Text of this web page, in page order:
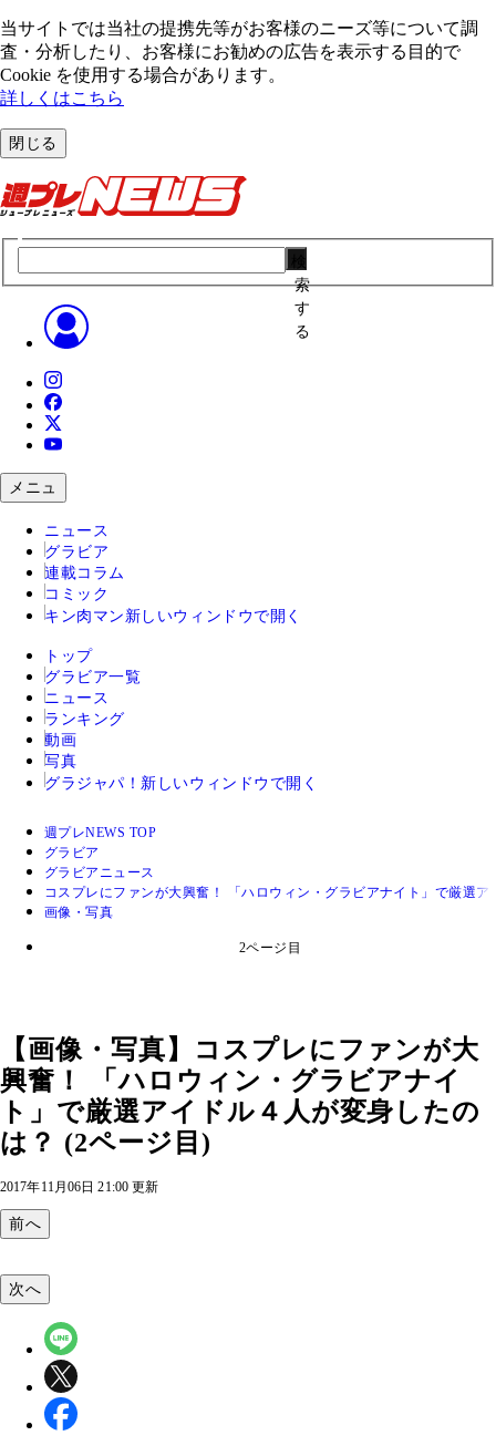
当サイトでは当社の提携先等がお客様のニーズ等について調
査・分析したり、お客様にお勧めの広告を表⽰する⽬的で
Cookie を使⽤する場合があります。
詳しくはこちら
閉じる
索
す
る
メニュ
ニュース
グラビア
連載コラム
コミック
キン肉マン 新しいウィンドウで開く
トップ
グラビア一覧
ニュース
ランキング
動画
写真
グラジャパ！ 新しいウィンドウで開く
週プレNEWS TOP
グラビア
グラビアニュース
コスプレにファンが大興奮！ 「ハロウィン・グラビアナイト」で厳選
画像・写真
2ページ目
【画像・写真】コスプレにファンが大
興奮！ 「ハロウィン・グラビアナイ
ト」で厳選アイドル４人が変身したの
は？ (2ページ目)
2017年11月06日 21:00 更新
前へ
次へ